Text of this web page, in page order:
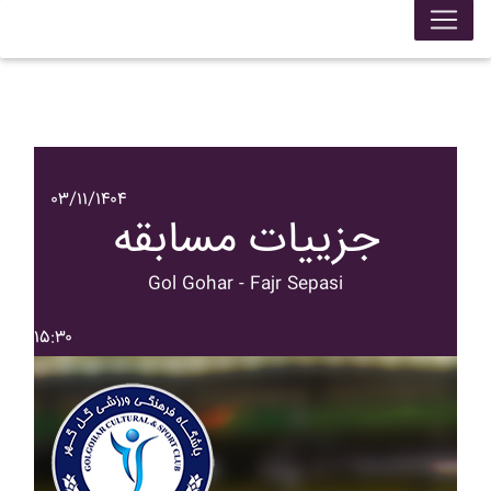
۰۳/۱۱/۱۴۰۴
جزییات مسابقه
Gol Gohar - Fajr Sepasi
۱۵:۳۰